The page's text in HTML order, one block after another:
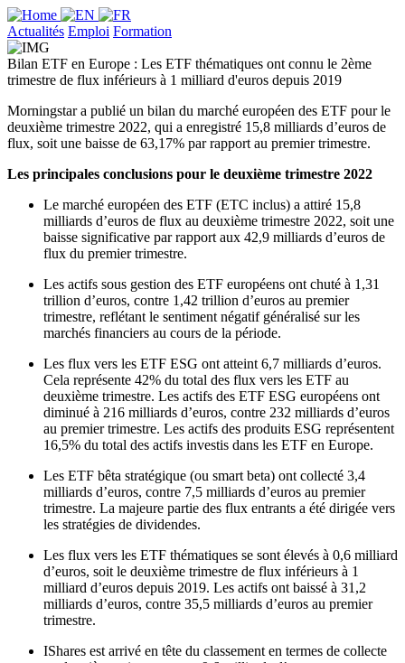
Actualités Emploi Formation
Bilan ETF en Europe : Les ETF thématiques ont connu le 2ème
trimestre de flux inférieurs à 1 milliard d'euros depuis 2019
Morningstar a publié un bilan du marché européen des ETF pour le
deuxième trimestre 2022, qui a enregistré 15,8 milliards d’euros de
flux, soit une baisse de 63,17% par rapport au premier trimestre.
Les principales conclusions pour le deuxième trimestre 2022
Le marché européen des ETF (ETC inclus) a attiré 15,8
milliards d’euros de flux au deuxième trimestre 2022, soit une
baisse significative par rapport aux 42,9 milliards d’euros de
flux du premier trimestre.
Les actifs sous gestion des ETF européens ont chuté à 1,31
trillion d’euros, contre 1,42 trillion d’euros au premier
trimestre, reflétant le sentiment négatif généralisé sur les
marchés financiers au cours de la période.
Les flux vers les ETF ESG ont atteint 6,7 milliards d’euros.
Cela représente 42% du total des flux vers les ETF au
deuxième trimestre. Les actifs des ETF ESG européens ont
diminué à 216 milliards d’euros, contre 232 milliards d’euros
au premier trimestre. Les actifs des produits ESG représentent
16,5% du total des actifs investis dans les ETF en Europe.
Les ETF bêta stratégique (ou smart beta) ont collecté 3,4
milliards d’euros, contre 7,5 milliards d’euros au premier
trimestre. La majeure partie des flux entrants a été dirigée vers
les stratégies de dividendes.
Les flux vers les ETF thématiques se sont élevés à 0,6 milliard
d’euros, soit le deuxième trimestre de flux inférieurs à 1
milliard d’euros depuis 2019. Les actifs ont baissé à 31,2
milliards d’euros, contre 35,5 milliards d’euros au premier
trimestre.
IShares est arrivé en tête du classement en termes de collecte